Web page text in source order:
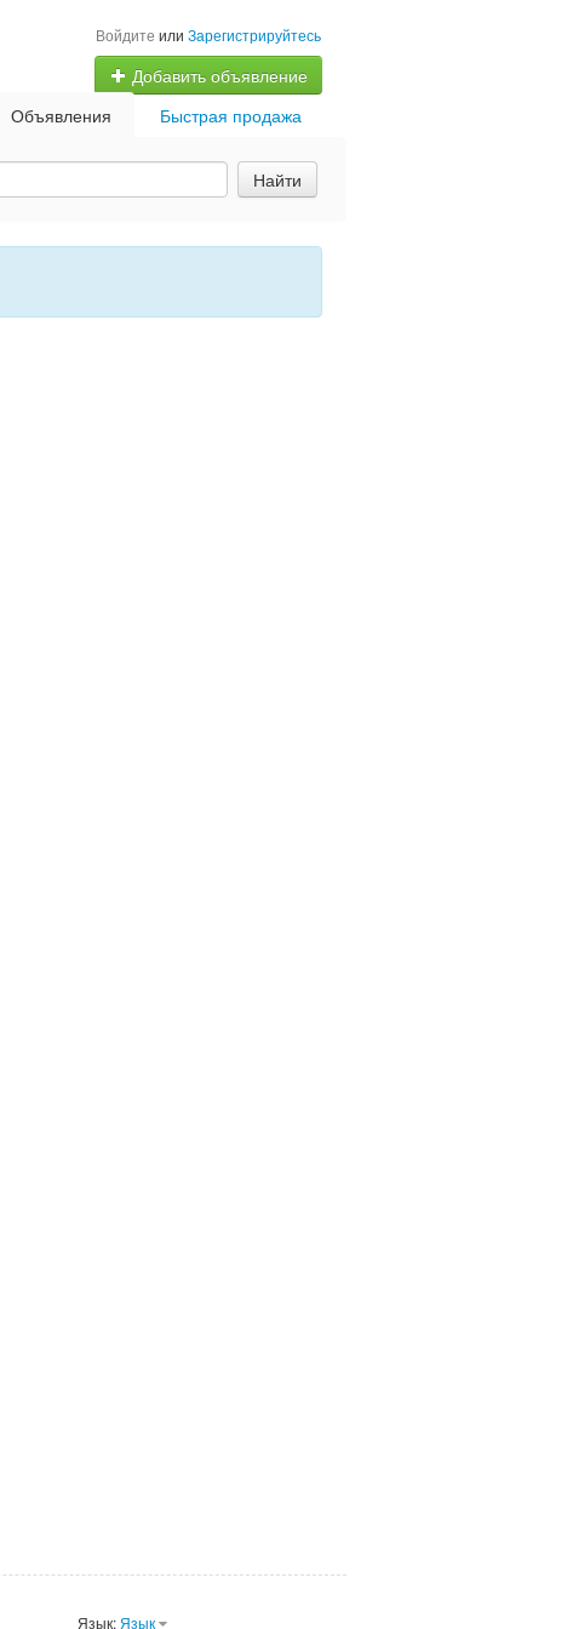
Войдите или Зарегистрируйтесь
Добавить объявление
Быстрая продажа
Объявления
Найти
Язык: Язык